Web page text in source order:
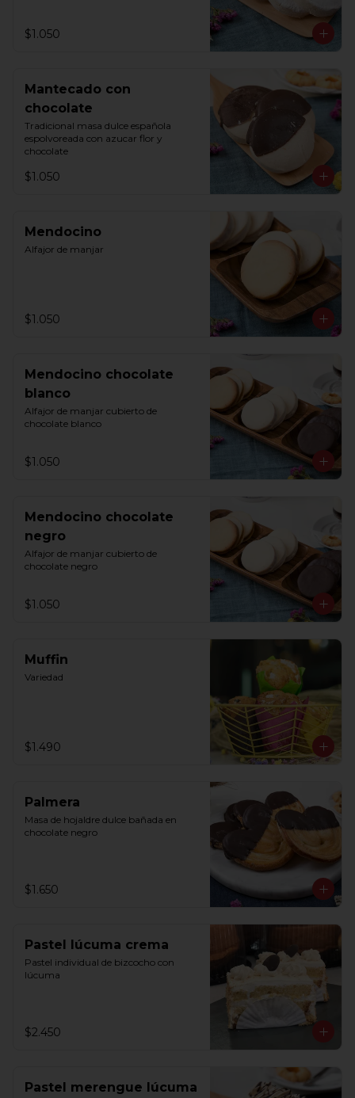
$1.050
Mantecado con
chocolate
Tradicional masa dulce española
espolvoreada con azucar flor y
chocolate
$1.050
Mendocino
Alfajor de manjar
$1.050
Mendocino chocolate
blanco
Alfajor de manjar cubierto de
chocolate blanco
$1.050
Mendocino chocolate
negro
Alfajor de manjar cubierto de
chocolate negro
$1.050
Muffin
Variedad
$1.490
Palmera
Masa de hojaldre dulce bañada en
chocolate negro
$1.650
Pastel lúcuma crema
Pastel individual de bizcocho con
lúcuma
$2.450
Pastel merengue lúcuma